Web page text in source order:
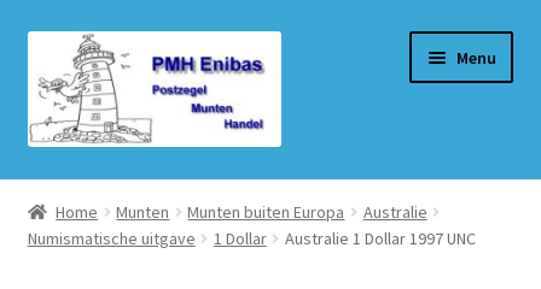
door
naar
navigatie
naar
de
inhoud
Menu
Home
Beurzen
Home Munten Munten buiten Europa
Australie
Numismatische uitgave
1 Dollar Australie 1 Dollar 1997 UNC